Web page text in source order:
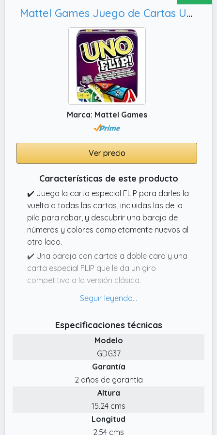
Mattel Games Juego de Cartas UNO Flip!, Juego de Mesa en Lata para niños +7 años (Mattel GDG37)
Marca: Mattel Games
Ver precio
Características de este producto
✔️ Juega la carta especial FLIP para darles la
vuelta a todas las cartas, incluidas las de la
pila para robar, y descubrir una baraja de
números y colores completamente nuevos al
otro lado.
✔️ Una baraja con cartas a doble cara y una
carta especial FLIP que le da un giro
competitivo a la versión clásica.
✔️ La lata de UNO FLIP! incluye 112 tarjetas e
✔️ UNO FLIP! es el juego de cartas clásico que
ya conoces con un giro nuevo y
✔️ UNO FLIP! también incluye cartas nuevas
especiales, como Roba cinco o Todos
✔️ Este divertido juego familiar de cartas es
perfecto para adultos, adolescentes y niños
Especificaciones técnicas
Modelo
GDG37
Garantía
2 años de garantía
Altura
15.24 cms
Longitud
2.54 cms